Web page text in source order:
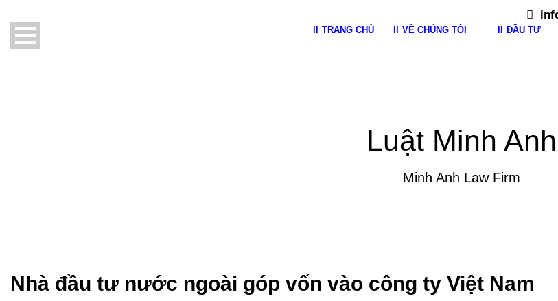
TRANG CHỦ VỀ CHÚNG TÔI ĐẦU TƯ
Luật Minh Anh
Minh Anh Law Firm
Nhà đầu tư nước ngoài góp vốn vào công ty Việt Nam